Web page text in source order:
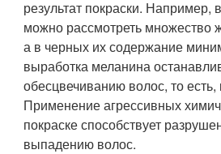
результат покраски. Например,
можно рассмотреть множество
а в черных их содержание
выработка меланина
обесцвечиванию волос, то
Применение агрессивных
покраске способствует
выпадению волос.